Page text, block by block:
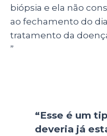
biópsia e ela não
ao fechamento do
tratamento da
”
“Esse é um
deveria já